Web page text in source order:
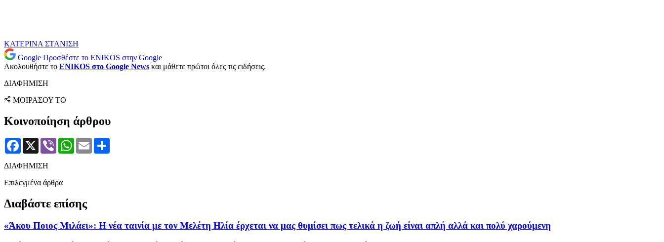
ΚΑΤΕΡΙΝΑ ΣΤΑΝΙΣΗ
Google Προσθέστε το ENIKOS στην Google
Ακολουθήστε το ENIKOS στο Google News και μάθετε πρώτοι όλες τις ειδήσεις.
ΔΙΑΦΗΜΙΣΗ
ΜΟΙΡΑΣΟΥ ΤΟ
Κοινοποίηση άρθρου
Facebook
X Viber WhatsApp
Email
ΔΙΑΦΗΜΙΣΗ
Επιλεγμένα άρθρα
Διαβάστε επίσης
«Άκου Ποιος Μιλάει»: Η νέα ταινία με τον Μελέτη Ηλία έρχεται να μας θυμίσει πως τελικά η ζωή είναι απλή αλλά και πολύ χαρούμενη